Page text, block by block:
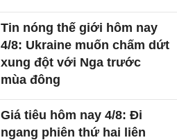
Tin nóng thế giới hôm nay
4/8: Ukraine muốn chấm dứt
xung đột với Nga trước
mùa đông
Giá tiêu hôm nay 4/8: Đi
ngang phiên thứ hai liên